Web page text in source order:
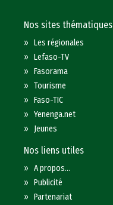
Nos sites thématiques
»Les régionales
»Lefaso-TV
»Fasorama
»Tourisme
»Faso-TIC
»Yenenga.net
» Jeunes
Nos liens utiles
»A propos...
»Publicité
»Partenariat